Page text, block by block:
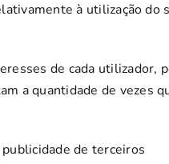
à utilização do
de cada utilizador,
a quantidade de vezes
de terceiros